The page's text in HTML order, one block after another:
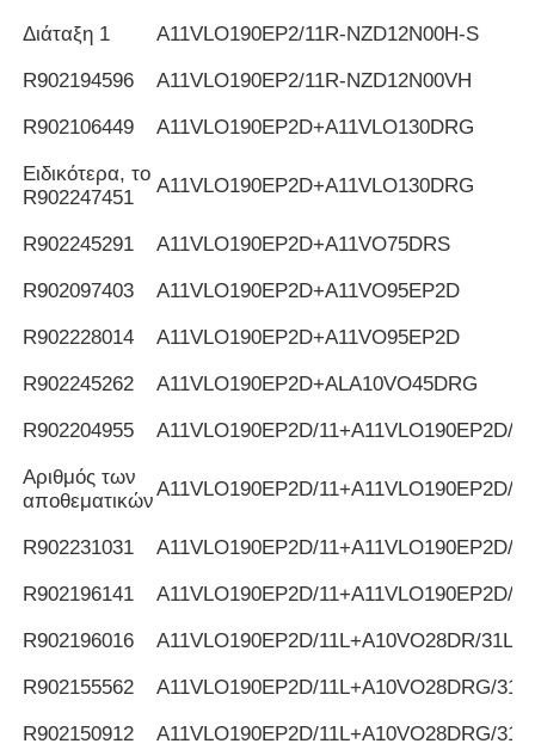
Διάταξη 1 Α11VLO190EP2/11R-NZD12N00H-S
R902194596 Α11VLO190EP2/11R-NZD12N00VH
R902106449 Α11VLO190EP2D+A11VLO130DRG
Ειδικότερα, το
R902247451
Α11VLO190EP2D+A11VLO130DRG
R902245291 Α11VLO190EP2D+A11VO75DRS
R902097403 Α11VLO190EP2D+A11VO95EP2D
R902228014 Α11VLO190EP2D+A11VO95EP2D
R902245262 A11VLO190EP2D+ALA10VO45DRG
R902204955 Α11VLO190EP2D/11+A11VLO190EP2D/11
Αριθμός των
αποθεματικών
Α11VLO190EP2D/11+A11VLO190EP2D/11
R902231031 Α11VLO190EP2D/11+A11VLO190EP2D/11
R902196141 Α11VLO190EP2D/11+A11VLO190EP2D/11
R902196016 Α11VLO190EP2D/11L+A10VO28DR/31L
R902155562 Α11VLO190EP2D/11L+A10VO28DRG/31L
R902150912 Α11VLO190EP2D/11L+A10VO28DRG/